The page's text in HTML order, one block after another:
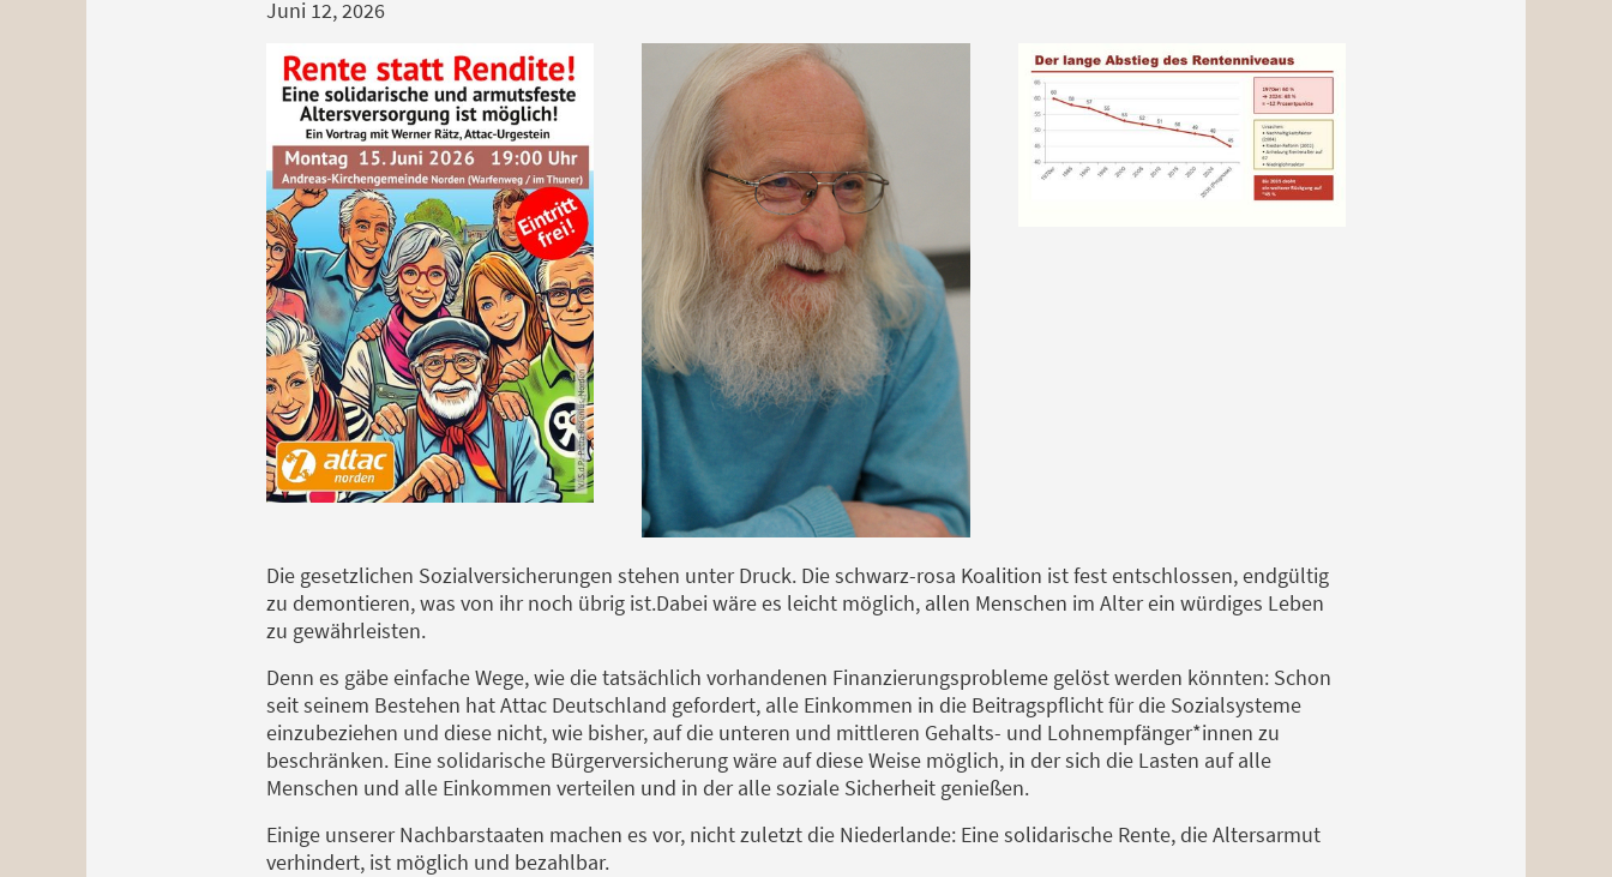
Juni 12, 2026
Die gesetzlichen Sozialversicherungen stehen unter Druck. Die schwarz-rosa Koalition ist fest entschlossen, endgültig
zu demontieren, was von ihr noch übrig ist.Dabei wäre es leicht möglich, allen Menschen im Alter ein würdiges Leben
zu gewährleisten.
Denn es gäbe einfache Wege, wie die tatsächlich vorhandenen Finanzierungsprobleme gelöst werden könnten: Schon
seit seinem Bestehen hat Attac Deutschland gefordert, alle Einkommen in die Beitragspflicht für die Sozialsysteme
einzubeziehen und diese nicht, wie bisher, auf die unteren und mittleren Gehalts- und Lohnempfänger*innen zu
beschränken. Eine solidarische Bürgerversicherung wäre auf diese Weise möglich, in der sich die Lasten auf alle
Menschen und alle Einkommen verteilen und in der alle soziale Sicherheit genießen.
Einige unserer Nachbarstaaten machen es vor, nicht zuletzt die Niederlande: Eine solidarische Rente, die Altersarmut
verhindert, ist möglich und bezahlbar.